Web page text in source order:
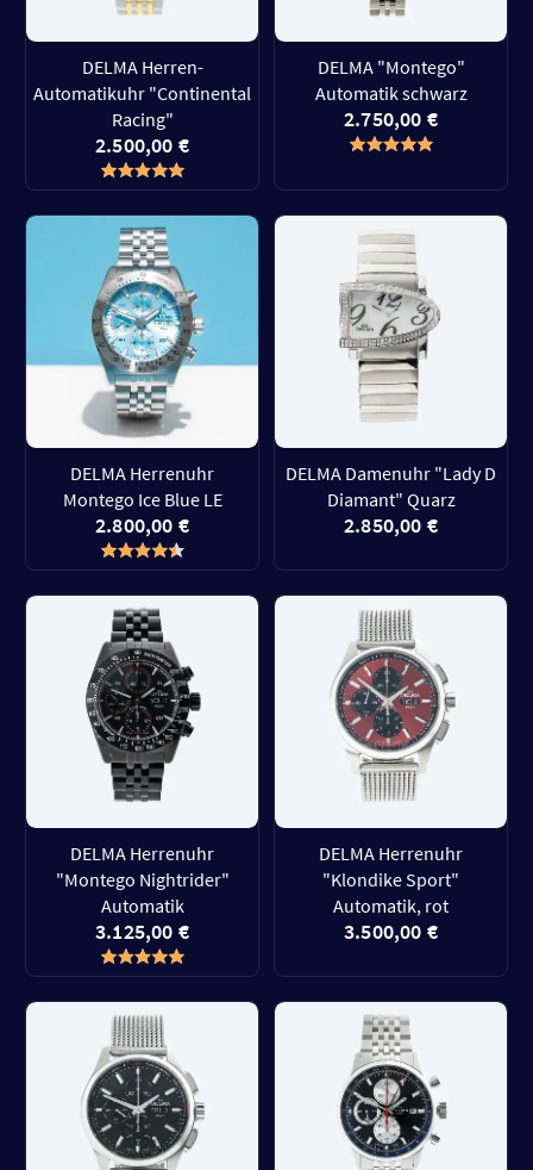
DELMA Herren-
Automatikuhr "Continental
Racing"
2.500,00 €
DELMA "Montego"
Automatik schwarz
2.750,00 €
DELMA Herrenuhr
Montego Ice Blue LE
2.800,00 €
DELMA Damenuhr "Lady D
Diamant" Quarz
2.850,00 €
DELMA Herrenuhr
"Montego Nightrider"
Automatik
3.125,00 €
DELMA Herrenuhr
"Klondike Sport"
Automatik, rot
3.500,00 €